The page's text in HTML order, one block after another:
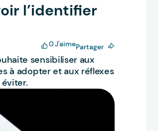
l’identifier
0J'aimePartager
sensibiliser aux
à adopter et aux réflexes